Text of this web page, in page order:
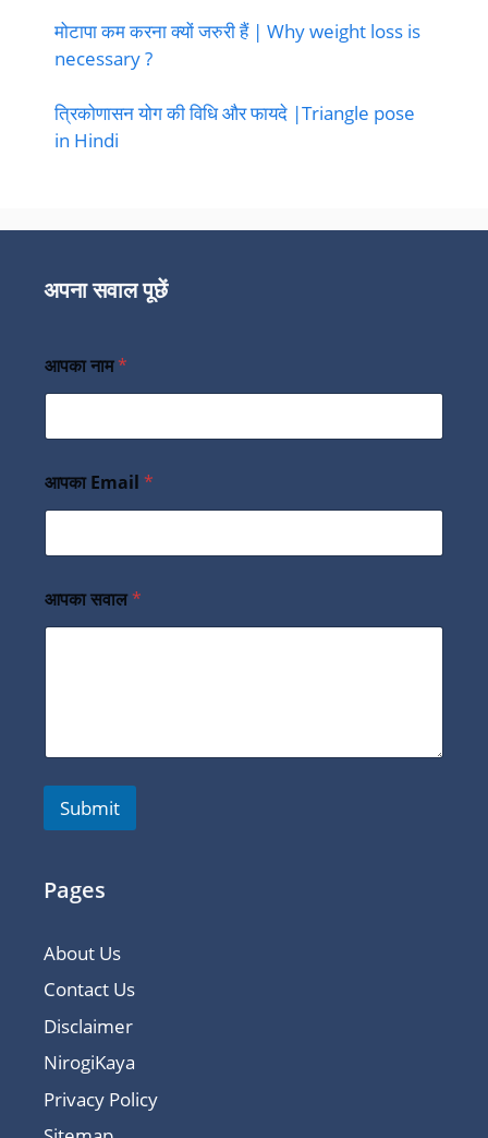
मोटापा कम करना क्यों जरुरी हैं | Why weight loss is
necessary ?
त्रिकोणासन योग की विधि और फायदे |Triangle pose
in Hindi
अपना सवाल पूछें
आपका नाम*
आपका Email *
आपका सवाल*
Submit
Pages
About Us
Contact Us
Disclaimer
NirogiKaya
Privacy Policy